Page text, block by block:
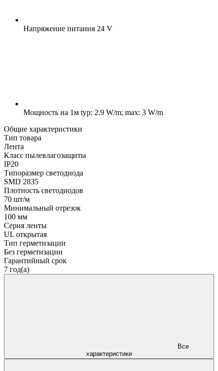
Напряжение питания 24 V
Мощность на 1м typ: 2.9 W/m; max: 3 W/m
Общие характеристики
Тип товара
Лента
Класс пылевлагозащиты
IP20
Типоразмер светодиода
SMD 2835
Плотность светодиодов
70 шт/м
Минимальный отрезок
100 мм
Серия ленты
UL открытая
Тип герметизации
Без герметизации
Гарантийный срок
7 год(а)
характеристики